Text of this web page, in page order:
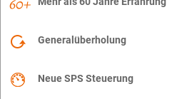
Generalüberholung
Neue SPS Steuerung